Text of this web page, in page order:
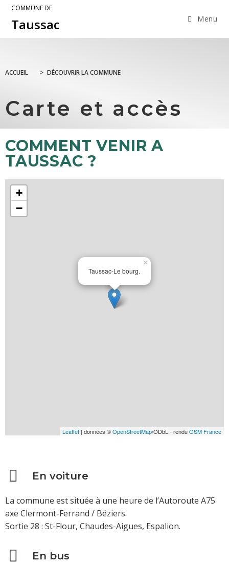
COMMUNE DE
Taussac Menu
ACCUEIL > DÉCOUVRIR LA COMMUNE
Carte et accès
COMMENT VENIR A
TAUSSAC ?
Taussac-Le bourg.
×
+
−
Leaflet | données ©OpenStreetMap/ODbL - renduOSM France
En voiture
La commune est située à une heure de l’Autoroute A75
axe Clermont-Ferrand / Béziers.
Sortie 28 : St-Flour, Chaudes-Aigues, Espalion.
En bus